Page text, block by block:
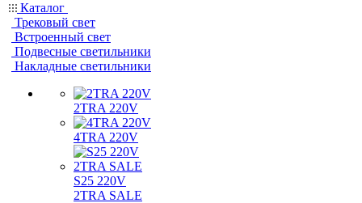
Каталог
Трековый свет
Встроенный свет
Подвесные светильники
Накладные светильники
2TRA 220V
4TRA 220V
S25 220V
2TRA SALE